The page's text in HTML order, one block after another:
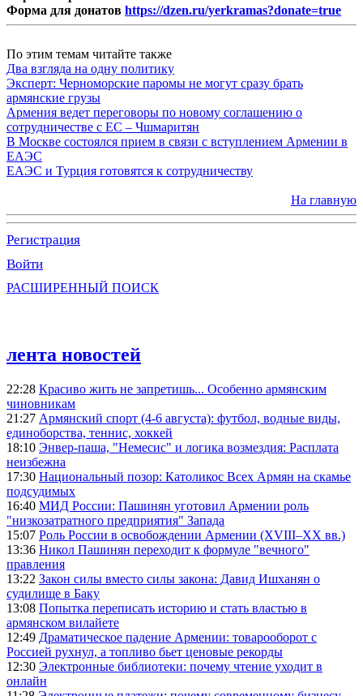
Форма для донатов https://dzen.ru/yerkramas?donate=true
По этим темам читайте также
Два взгляда на одну политику
Эксперт: Черноморские паромы не могут сразу брать
армянские грузы
Армения ведет переговоры по новому соглашению о
сотрудничестве с ЕС – Чшмаритян
В Москве состоялся прием в связи с вступлением Армении в
ЕАЭС
ЕАЭС и Турция готовятся к сотрудничеству
На главную
Регистрация
Войти
РАСШИРЕННЫЙ ПОИСК
лента новостей
22:28 Красиво жить не запретишь... Особенно армянским
чиновникам
21:27 Армянский спорт (4-6 августа): футбол, водные виды,
единоборства, теннис, хоккей
18:10 Энвер-паша, "Немесис" и логика возмездия: Расплата
неизбежна
17:30 Национальный позор: Католикос Всех Армян на скамье
подсудимых
16:40 МИД России: Пашинян уготовил Армении роль
"низкозатратного предприятия" Запада
15:07 Роль России в освобождении Армении (XVIII–XX вв.)
13:36 Никол Пашинян переходит к формуле "вечного"
правления
13:22 Закон силы вместо силы закона: Давид Ишханян о
судилище в Баку
13:08 Попытка переписать историю и стать властью в
армянском вилайете
12:49 Драматическое падение Армении: товарооборот с
Россией рухнул, а топливо бьет ценовые рекорды
12:30 Электронные библиотеки: почему чтение уходит в
онлайн